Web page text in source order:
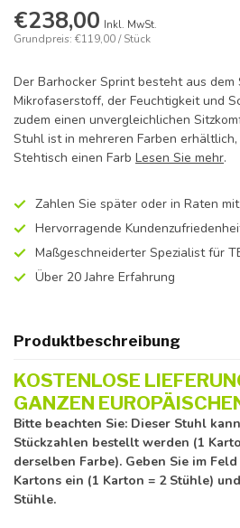
€238,00 Inkl. MwSt.
Grundpreis: €119,00 / Stück
Der Barhocker Sprint besteht aus dem
Mikrofaserstoff, der Feuchtigkeit und
zudem einen unvergleichlichen
Stuhl ist in mehreren Farben erhältlich,
Stehtisch einen Farb Lesen Sie mehr.
Zahlen Sie später oder in Raten
Hervorragende
Maßgeschneiderter Spezialist für
Über 20 Jahre Erfahrung
Produktbeschreibung
KOSTENLOSE
GANZEN
Bitte beachten Sie: Dieser Stuhl
Stückzahlen bestellt werden (1
derselben Farbe). Geben Sie im
Kartons ein (1 Karton = 2 Stühle)
Stühle.